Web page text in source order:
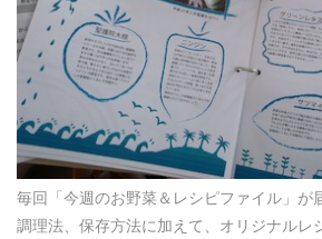
毎回「今週のお野菜＆レシピファイル」が
調理法、保存方法に加えて、オリジナルレ